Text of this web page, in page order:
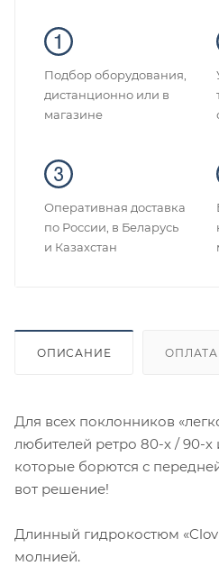
Подбор оборудования,
дистанционно или в
магазине
Оперативная доставка
по России, в Беларусь
и Казахстан
ОПИСАНИЕ ОПЛАТА
Для всех поклонников
любителей ретро 80-х / 90-
которые борются с
вот решение!
Длинный гидрокостюм
молнией.